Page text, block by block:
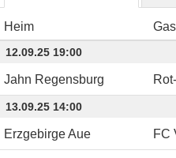
Heim
12.09.25 19:00
Jahn Regensburg
13.09.25 14:00
Erzgebirge Aue FC